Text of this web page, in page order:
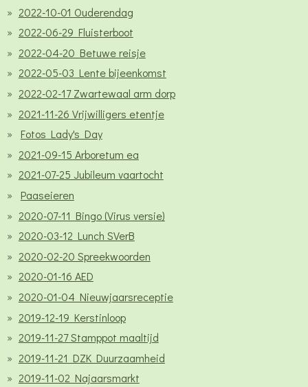
2022-10-01 Ouderendag
2022-06-29 Fluisterboot
2022-04-20 Betuwe reisje
2022-05-03 Lente bijeenkomst
2022-02-17 Zwartewaal arm dorp
2021-11-26 Vrijwilligers etentje
Fotos Lady's Day
2021-09-15 Arboretum ea
2021-07-25 Jubileum vaartocht
Paaseieren
2020-07-11 Bingo (Virus versie)
2020-03-12 Lunch SVerB
2020-02-20 Spreekwoorden
2020-01-16 AED
2020-01-04 Nieuwjaarsreceptie
2019-12-19 Kerstinloop
2019-11-27 Stamppot maaltijd
2019-11-21 DZK Duurzaamheid
2019-11-02 Najaarsmarkt